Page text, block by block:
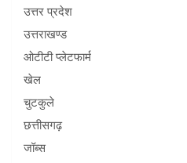
उत्तर प्रदेश
उत्तराखण्ड
ओटीटी प्लेटफार्म
खेल
चुटकुले
छत्तीसगढ़
जॉब्स